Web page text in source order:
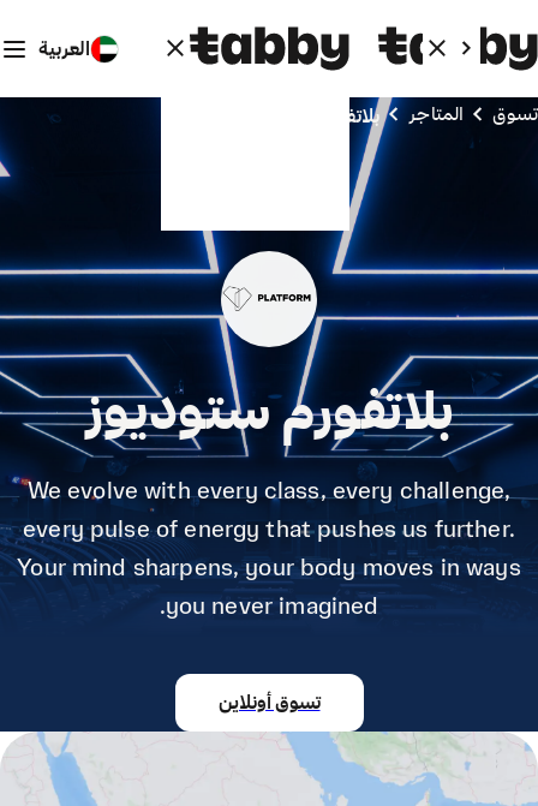
العربية
تسوق المتاجر بلاتفورم ستوديوز
بلاتفورم ستوديوز
We evolve with every class, every challenge,
every pulse of energy that pushes us further.
Your mind sharpens, your body moves in ways
you never imagined.
تسوق أونلاين